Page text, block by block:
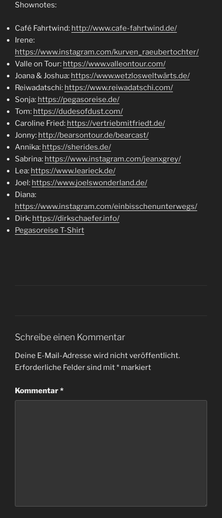
Shownotes:
Café Fahrtwind: http://www.cafe-fahrtwind.de/
Irene:
https://www.instagram.com/kurven_raeubertochter/
Valle on Tour: https://www.valleontour.com/
Joana & Joshua: https://www.wetzlosweltwärts.de/
Reiwadatschi: https://www.reiwadatschi.com/
Sonja: https://pegasoreise.de/
Tom: https://dudesofdust.com/
Caroline Fried: https://vertriebmitfriedt.de/
Jonny: http://bearsontour.de/bearcast/
Annika: https://sherides.de/
Sabrina: https://www.instagram.com/jeanxgrey/
Lea: https://www.learieck.de/
Joel: https://www.joelswonderland.de/
Diana:
https://www.instagram.com/einbisschenunterwegs/
Dirk: https://dirkschaefer.info/
Pegasoreise T-Shirt
Schreibe einen Kommentar
Deine E-Mail-Adresse wird nicht veröffentlicht.
Erforderliche Felder sind mit* markiert
Kommentar*